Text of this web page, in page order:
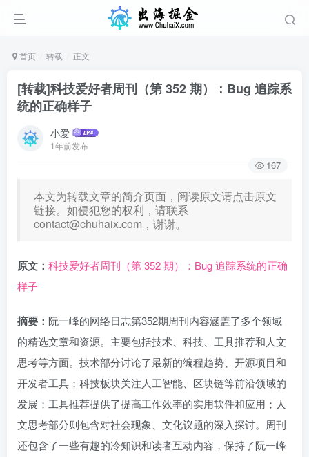
首页 转载 正文
[转载]科技爱好者周刊（第 352 期）：Bug 追踪系
统的正确样子
小爱
1年前发布
167
本文为转载文章的简介页面，阅读原文请点击原文
链接。如侵犯您的权利，请联系
contact@chuhaix.com ，谢谢。
原文： 科技爱好者周刊（第 352 期）：Bug 追踪系统的正确
样子
摘要： 阮一峰的网络日志第352期周刊内容涵盖了多个领域
的精选文章和资源。主要包括技术、科技、工具推荐和人文
思考等方面。技术部分讨论了最新的编程趋势、开源项目和
开发者工具；科技板块关注人工智能、区块链等前沿领域的
发展；工具推荐提供了提高工作效率的实用软件和应用；人
文思考部分则包含对社会现象、文化议题的深入探讨。周刊
还包含了一些有趣的冷知识和读者互动内容，保持了阮一峰